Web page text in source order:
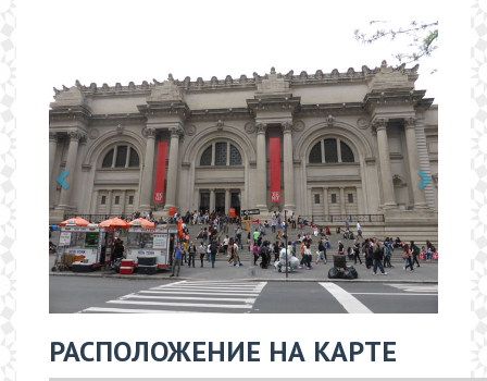
РАСПОЛОЖЕНИЕ НА КАРТЕ